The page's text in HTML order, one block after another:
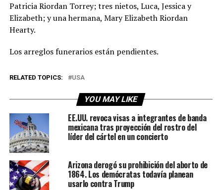
Patricia Riordan Torrey; tres nietos, Luca, Jessica y
Elizabeth; y una hermana, Mary Elizabeth Riordan
Hearty.
Los arreglos funerarios están pendientes.
RELATED TOPICS: USA
YOU MAY LIKE
EE.UU. revoca visas a integrantes de banda
mexicana tras proyección del rostro del
líder del cártel en un concierto
Arizona derogó su prohibición del aborto de
1864. Los demócratas todavía planean
usarlo contra Trump